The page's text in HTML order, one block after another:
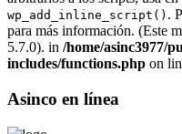
wp_add_inline_script() .
para más información. (Este
5.7.0). in /home/asinc3977/
includes/functions.php on
Asinco en línea